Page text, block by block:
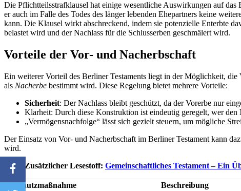
Die Pflichtteilsstrafklausel hat einige wesentliche Auswirkungen auf
er auch im Falle des Todes des länger lebenden Ehepartners keine
kann. Die Klausel wirkt abschreckend, indem sie potenzielle Enterbte
belastet wird und der Nachlass für die Schlusserben geschmälert wird.
Vorteile der Vor- und Nacherbschaft
Ein weiterer Vorteil des Berliner Testaments liegt in der Möglichkeit,
als Nacherbe bestimmt wird. Diese Regelung bietet mehrere Vorteile:
Sicherheit: Der Nachlass bleibt geschützt, da der Vorerbe nur
Klarheit: Durch diese Konstruktion ist eindeutig geregelt, wer den
„Vermögensnachfolge“ lässt sich gezielt steuern, um mögliche
Der Einsatz von Vor- und Nacherbschaft im Berliner Testament kann
wird.
Zusätzlicher Lesestoff: Gemeinschaftliches Testament – Ein
Schutzmaßnahme Beschreibung